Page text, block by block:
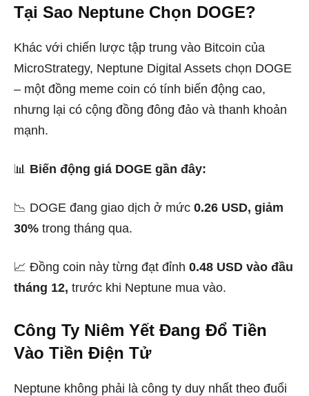
Tại Sao Neptune Chọn DOGE?
Khác với chiến lược tập trung vào Bitcoin của
MicroStrategy, Neptune Digital Assets chọn DOGE
– một đồng meme coin có tính biến động cao,
nhưng lại có cộng đồng đông đảo và thanh khoản
mạnh.
📊 Biến động giá DOGE gần đây:
📉 DOGE đang giao dịch ở mức 0.26 USD, giảm
30% trong tháng qua.
📈 Đồng coin này từng đạt đỉnh 0.48 USD vào đầu
tháng 12, trước khi Neptune mua vào.
Công Ty Niêm Yết Đang Đổ Tiền
Vào Tiền Điện Tử
Neptune không phải là công ty duy nhất theo đuổi